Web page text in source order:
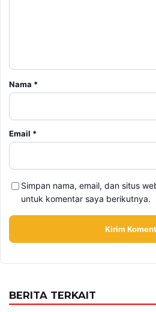
Nama *
Email *
Simpan nama, email, dan situs
untuk komentar saya berikutnya.
BERITA TERKAIT